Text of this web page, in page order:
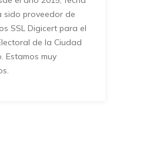
sido proveedor de
SSL Digicert para el
de la Ciudad
Estamos muy